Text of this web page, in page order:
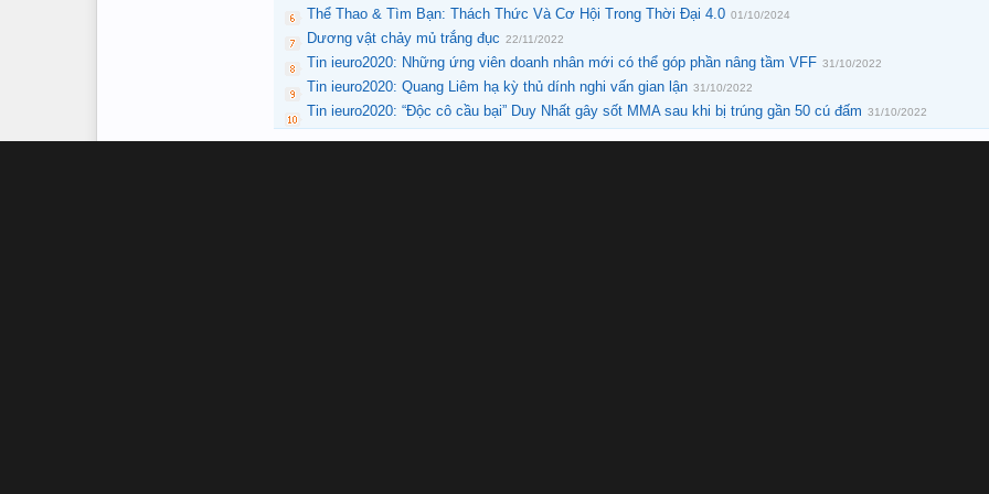
Thể Thao & Tìm Bạn: Thách Thức Và Cơ Hội Trong Thời Đại 4.0 01/10/2024
Dương vật chảy mủ trắng đục 22/11/2022
Tin ieuro2020: Những ứng viên doanh nhân mới có thể góp phần nâng tầm VFF 31/10/2022
Tin ieuro2020: Quang Liêm hạ kỳ thủ dính nghi vấn gian lận 31/10/2022
Tin ieuro2020: “Độc cô cầu bại” Duy Nhất gây sốt MMA sau khi bị trúng gần 50 cú đấm 31/10/2022